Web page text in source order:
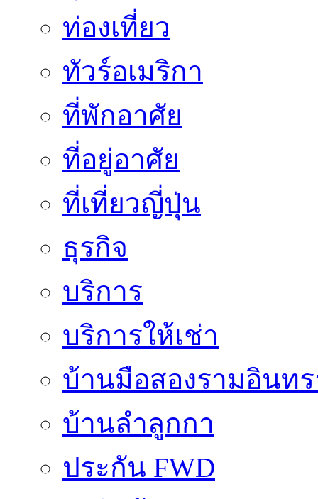
ท่องเที่ยว
ทัวร์อเมริกา
ที่พักอาศัย
ที่อยู่อาศัย
ที่เที่ยวญี่ปุ่น
ธุรกิจ
บริการ
บริการให้เช่า
บ้านมือสองรามอินท
บ้านลำลูกกา
ประกัน FWD